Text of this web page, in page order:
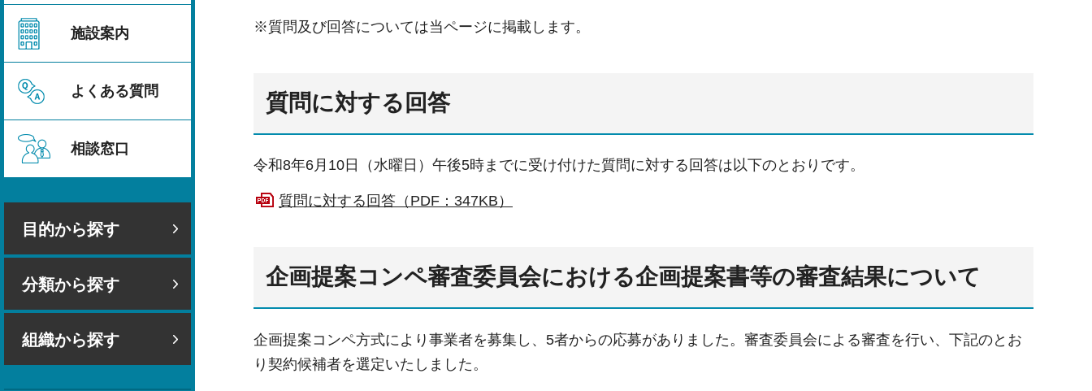
施設案内
よくある質問
相談窓口
目的から探す
分類から探す
組織から探す
※質問及び回答については当ページに掲載します。
質問に対する回答
令和8年6月10日（水曜日）午後5時までに受け付けた質問に対する回答は以下のとおりです。
質問に対する回答（PDF：347KB）
企画提案コンペ審査委員会における企画提案書等の審査結果について
企画提案コンペ方式により事業者を募集し、5者からの応募がありました。審査委員会による審査を行い、下記のとお
り契約候補者を選定いたしました。